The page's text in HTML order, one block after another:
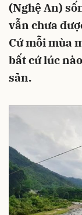
(Nghệ An)
vẫn chưa
Cứ mỗi mùa
bất cứ lúc
sản.